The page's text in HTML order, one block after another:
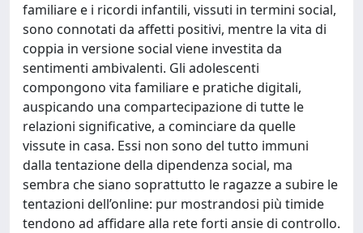
familiare e i ricordi infantili, vissuti in termini social,
sono connotati da affetti positivi, mentre la vita di
coppia in versione social viene investita da
sentimenti ambivalenti. Gli adolescenti
compongono vita familiare e pratiche digitali,
auspicando una compartecipazione di tutte le
relazioni significative, a cominciare da quelle
vissute in casa. Essi non sono del tutto immuni
dalla tentazione della dipendenza social, ma
sembra che siano soprattutto le ragazze a subire le
tentazioni dell’online: pur mostrandosi più timide
tendono ad affidare alla rete forti ansie di controllo.